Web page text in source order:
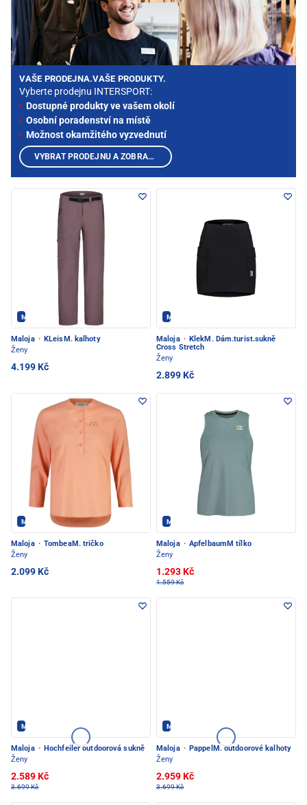
Maloja - PEC POD SNĚŽKOU
Maloja · KLeisM. kalhoty
Ženy
4.199 Kč
Maloja - PEC POD SNĚŽKOU
Maloja · KlekM. Dám.turist.sukně
Cross Stretch
Ženy
2.899 Kč
Maloja - PEC POD SNĚŽKOU
Maloja · TombeaM. tričko
Ženy
2.099 Kč
Maloja - PEC POD SNĚŽKOU
Maloja · ApfelbaumM tílko
Ženy
1.293 Kč
1.559 Kč
Maloja - PEC POD SNĚŽKOU
Maloja · Hochfeiler outdoorová sukně
Ženy
2.589 Kč
3.699 Kč
Maloja - PEC POD SNĚŽKOU
Maloja · PappelM. outdoorové kalhoty
Ženy
2.959 Kč
3.699 Kč
VAŠE PRODEJNA.VAŠE PRODUKTY.
Vyberte prodejnu INTERSPORT:
Dostupné produkty ve vašem okolí
Osobní poradenství na místě
Možnost okamžitého vyzvednutí
VYBRAT PRODEJNU A ZOBRAZIT PRODUKTY